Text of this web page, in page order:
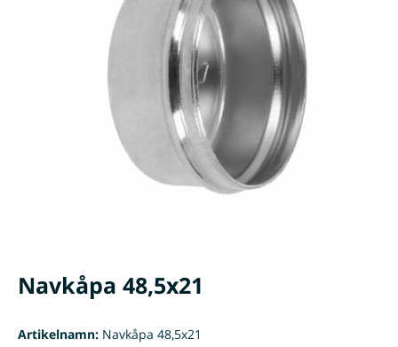
Navkåpa 48,5x21
Artikelnamn: Navkåpa 48,5x21